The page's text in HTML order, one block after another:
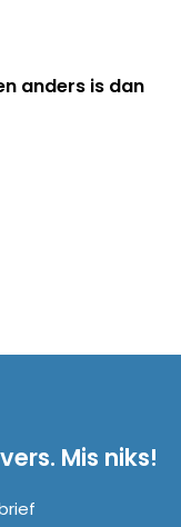
anders is dan
Mis niks!